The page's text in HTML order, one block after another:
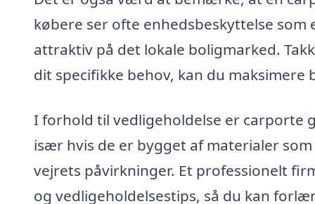
købere ser ofte enhedsbeskyttelse
attraktiv på det lokale boligmarked.
dit specifikke behov, kan du
I forhold til vedligeholdelse er carporte
især hvis de er bygget af materialer
vejrets påvirkninger. Et professionelt
og vedligeholdelsestips, så du kan